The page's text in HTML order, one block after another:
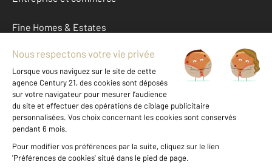
Fine Homes & Estates
À propos
International
Nous contacter